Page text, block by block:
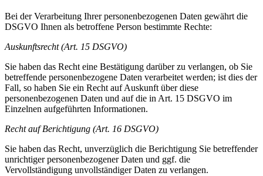
Bei der Verarbeitung Ihrer personenbezogenen Daten gewährt die
DSGVO Ihnen als betroffene Person bestimmte Rechte:
Auskunftsrecht (Art. 15 DSGVO)
Sie haben das Recht eine Bestätigung darüber zu verlangen, ob Sie
betreffende personenbezogene Daten verarbeitet werden; ist dies der
Fall, so haben Sie ein Recht auf Auskunft über diese
personenbezogenen Daten und auf die in Art. 15 DSGVO im
Einzelnen aufgeführten Informationen.
Recht auf Berichtigung (Art. 16 DSGVO)
Sie haben das Recht, unverzüglich die Berichtigung Sie betreffender
unrichtiger personenbezogener Daten und ggf. die
Vervollständigung unvollständiger Daten zu verlangen.